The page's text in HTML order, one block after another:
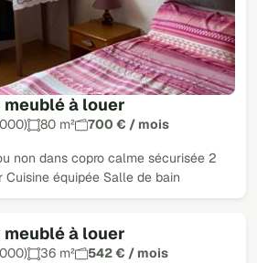
à louer
80 m² 700 € / mois
non dans copro calme sécurisée 2
équipée Salle de bain
à louer
36 m² 542 € / mois